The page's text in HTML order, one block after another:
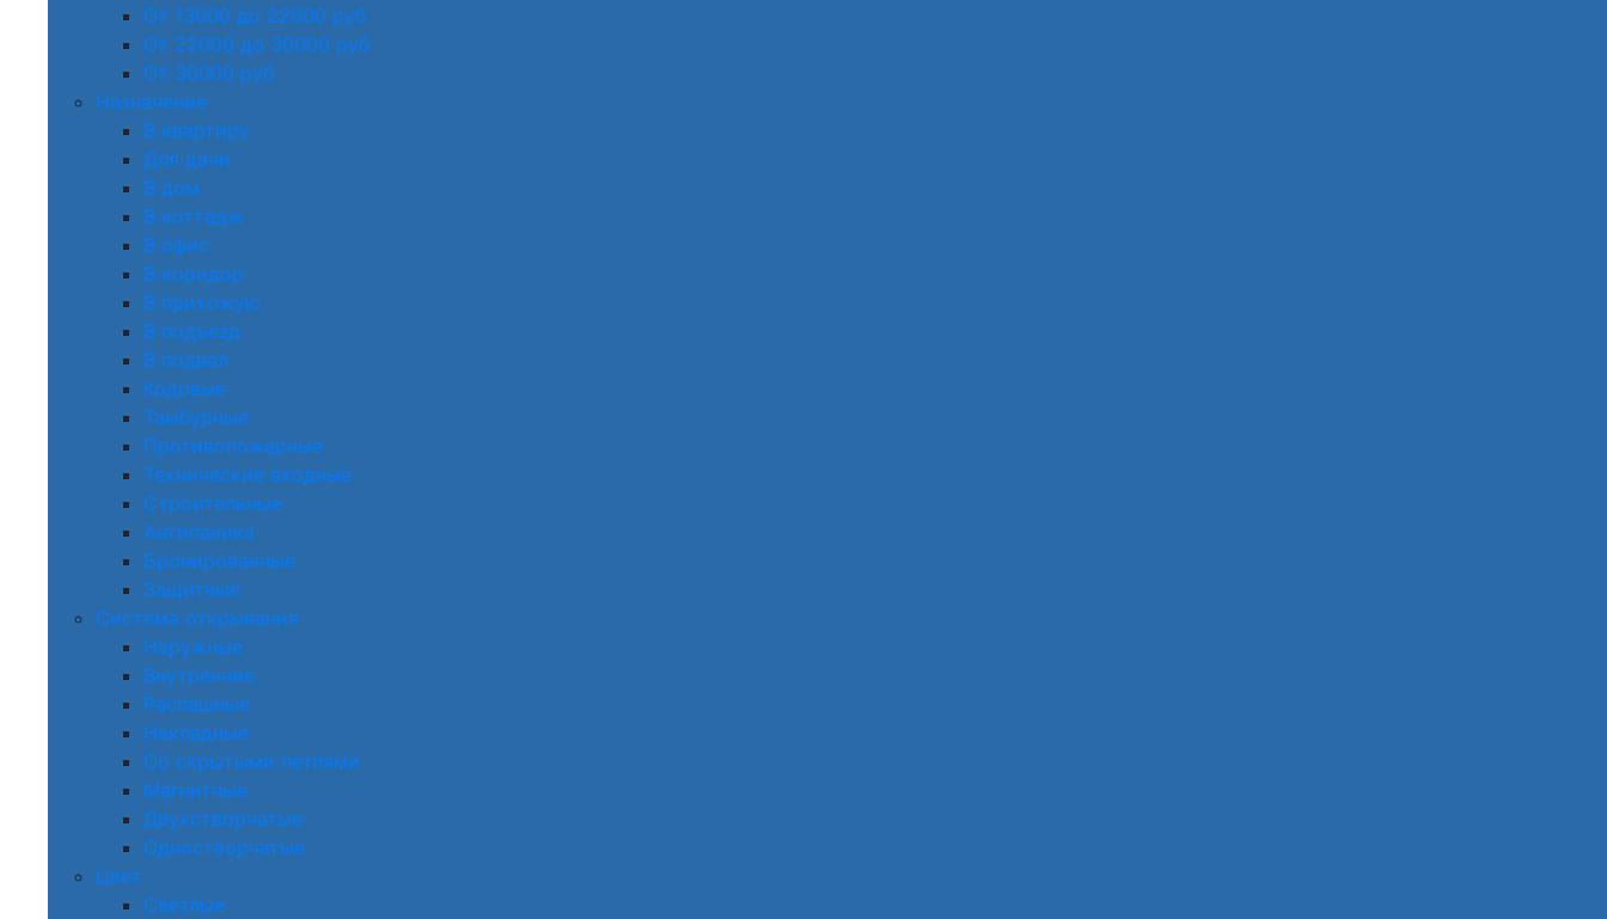
От 13000 до 22000 руб
От 22000 до 30000 руб
От 30000 руб
Назначение
В квартиру
Для дачи
В дом
В коттедж
В офис
В коридор
В прихожую
В подъезд
В подвал
Кодовые
Тамбурные
Противопожарные
Технические входные
Строительные
Антипаника
Бронированные
Защитные
Система открывания
Наружные
Внутренние
Распашные
Накладные
Со скрытыми петлями
Магнитные
Двухстворчатые
Одностворчатые
Цвет
Светлые